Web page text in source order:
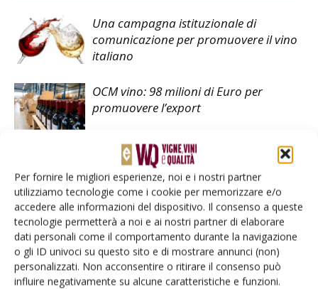
Per fornire le migliori esperienze, noi e i nostri partner
utilizziamo tecnologie come i cookie per memorizzare e/o
accedere alle informazioni del dispositivo. Il consenso a queste
tecnologie permetterà a noi e ai nostri partner di elaborare
dati personali come il comportamento durante la navigazione
o gli ID univoci su questo sito e di mostrare annunci (non)
personalizzati. Non acconsentire o ritirare il consenso può
influire negativamente su alcune caratteristiche e funzioni.
Una campagna istituzionale di
comunicazione per promuovere il vino
italiano
OCM vino: 98 milioni di Euro per
promuovere l’export
Ocm Vino: plauso al bando
Promozione Paesi Terzi 2024-2025
LASCIA UN COMMENTO